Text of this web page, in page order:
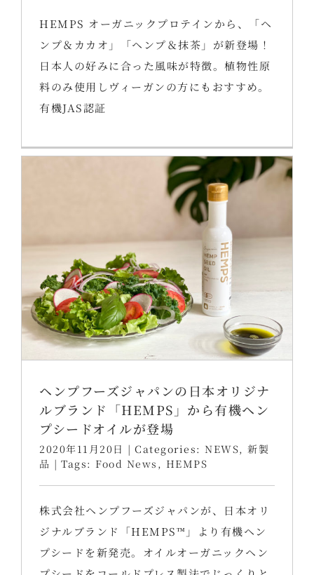
HEMPS オーガニックプロテインから、「ヘ
ンプ＆カカオ」「ヘンプ＆抹茶」が新登場！
日本人の好みに合った風味が特徴。植物性原
料のみ使用しヴィーガンの方にもおすすめ。
有機JAS認証
ヘンプフーズジャパンの日本オリジナ
ルブランド「HEMPS」から有機ヘン
プシードオイルが登場
2020年11月20日 | Categories: NEWS, 新製
品 | Tags: Food News , HEMPS
株式会社ヘンプフーズジャパンが、日本オリ
ジナルブランド「HEMPS™」より有機ヘン
プシードを新発売。オイルオーガニックヘン